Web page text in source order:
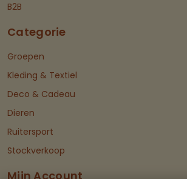
B2B
Categorie
Groepen
Kleding & Textiel
Deco & Cadeau
Dieren
Ruitersport
Stockverkoop
Mijn Account